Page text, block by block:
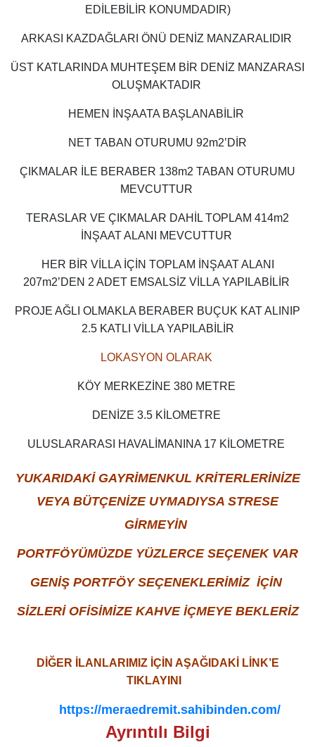
EDİLEBİLİR KONUMDADIR)
ARKASI KAZDAĞLARI ÖNÜ DENİZ MANZARALIDIR
ÜST KATLARINDA MUHTEŞEM BİR DENİZ MANZARASI
OLUŞMAKTADIR
HEMEN İNŞAATA BAŞLANABİLİR
NET TABAN OTURUMU 92m2’DİR
ÇIKMALAR İLE BERABER 138m2 TABAN OTURUMU
MEVCUTTUR
TERASLAR VE ÇIKMALAR DAHİL TOPLAM 414m2
İNŞAAT ALANI MEVCUTTUR
HER BİR VİLLA İÇİN TOPLAM İNŞAAT ALANI
207m2’DEN 2 ADET EMSALSİZ VİLLA YAPILABİLİR
PROJE AĞLI OLMAKLA BERABER BUÇUK KAT ALINIP
2.5 KATLI VİLLA YAPILABİLİR
LOKASYON OLARAK
KÖY MERKEZİNE 380 METRE
DENİZE 3.5 KİLOMETRE
ULUSLARARASI HAVALİMANINA 17 KİLOMETRE
YUKARIDAKİ GAYRİMENKUL KRİTERLERİNİZE
VEYA BÜTÇENİZE UYMADIYSA STRESE
GİRMEYİN
PORTFÖYÜMÜZDE YÜZLERCE SEÇENEK VAR
GENİŞ PORTFÖY SEÇENEKLERİMİZ İÇİN
SİZLERİ OFİSİMİZE KAHVE İÇMEYE BEKLERİZ
DİĞER İLANLARIMIZ İÇİN AŞAĞIDAKİ LİNK’E
TIKLAYINI
https://meraedremit.sahibinden.com/
Ayrıntılı Bilgi